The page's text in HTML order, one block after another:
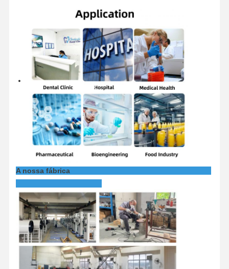
A nossa fábrica